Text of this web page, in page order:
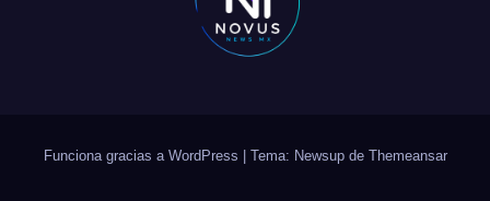
Funciona gracias a WordPress Tema: Newsup de Themeansar